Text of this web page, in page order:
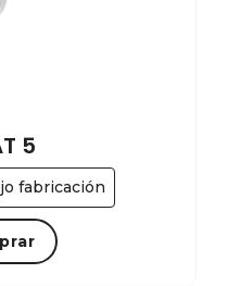
fabricación
5